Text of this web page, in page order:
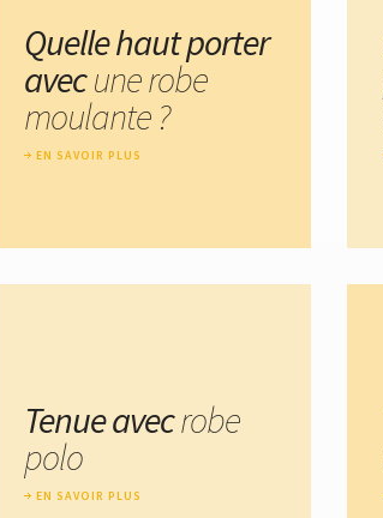
Quelle haut porter
avecune robe
moulante ?
EN SAVOIR PLUS
Tenue avecrobe
polo
EN SAVOIR PLUS